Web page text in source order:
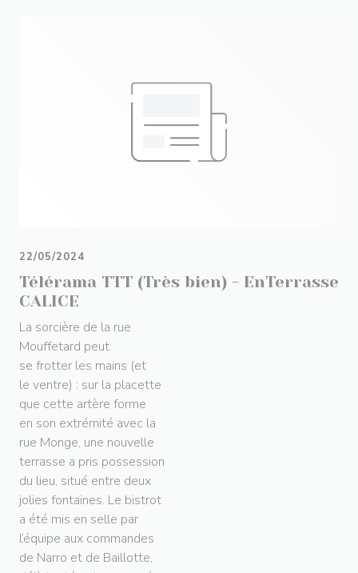
Télérama TTT (Très bien) - EnTerrasse
CALICE
22/05/2024
La sorcière de la rue
Mouffetard peut
se frotter les mains (et
le ventre) : sur la placette
que cette artère forme
en son extrémité avec la
rue Monge, une nouvelle
terrasse a pris possession
du lieu, situé entre deux
jolies fontaines. Le bistrot
a été mis en selle par
l’équipe aux commandes
de Narro et de Baillotte,